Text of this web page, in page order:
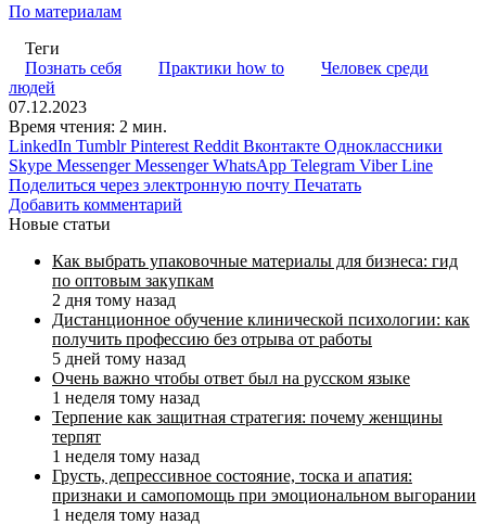
По материалам
Теги
Познать себя
Практики how to
Человек среди
людей
07.12.2023
Время чтения: 2 мин.
LinkedIn Tumblr Pinterest Reddit Вконтакте Одноклассники
Skype Messenger Messenger WhatsApp Telegram Viber Line
Поделиться через электронную почту Печатать
Добавить комментарий
Новые статьи
Как выбрать упаковочные материалы для бизнеса: гид
по оптовым закупкам
2 дня тому назад
Дистанционное обучение клинической психологии: как
получить профессию без отрыва от работы
5 дней тому назад
Очень важно чтобы ответ был на русском языке
1 неделя тому назад
Терпение как защитная стратегия: почему женщины
терпят
1 неделя тому назад
Грусть, депрессивное состояние, тоска и апатия:
признаки и самопомощь при эмоциональном выгорании
1 неделя тому назад